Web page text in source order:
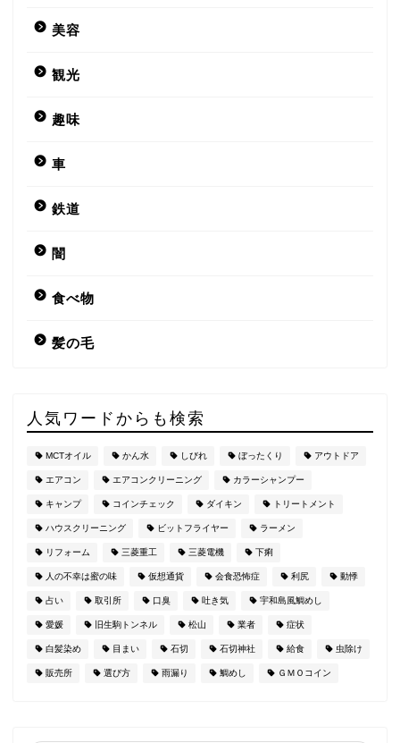
美容
観光
趣味
車
鉄道
闇
食べ物
髪の毛
人気ワードからも検索
MCTオイル かん水 しびれ ぼったくり アウトドア
エアコン エアコンクリーニング カラーシャンプー
キャンプ コインチェック ダイキン トリートメント
ハウスクリーニング ビットフライヤー ラーメン
リフォーム 三菱重工 三菱電機 下痢
人の不幸は蜜の味 仮想通貨 会食恐怖症 利尻 動悸
占い 取引所 口臭 吐き気 宇和島風鯛めし
愛媛 旧生駒トンネル 松山 業者 症状
白髪染め 目まい 石切 石切神社 給食 虫除け
販売所 選び方 雨漏り 鯛めし ＧＭＯコイン